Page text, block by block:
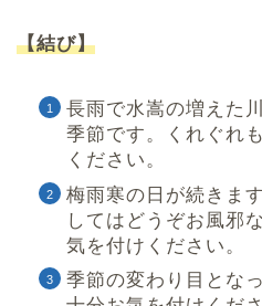
【結び】
長雨で水嵩の増えた
季節です。くれぐれ
ください。
梅雨寒の日が続きま
してはどうぞお風邪
気を付けください。
季節の変わり目とな